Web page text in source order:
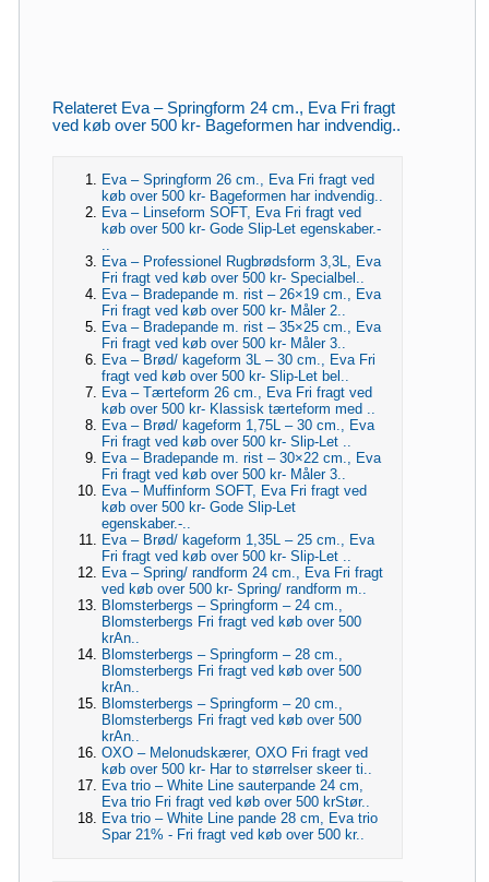
Relateret Eva – Springform 24 cm., Eva Fri fragt
ved køb over 500 kr- Bageformen har indvendig..
Eva – Springform 26 cm., Eva Fri fragt ved
køb over 500 kr- Bageformen har indvendig..
Eva – Linseform SOFT, Eva Fri fragt ved
køb over 500 kr- Gode Slip-Let egenskaber.-
..
Eva – Professionel Rugbrødsform 3,3L, Eva
Fri fragt ved køb over 500 kr- Specialbel..
Eva – Bradepande m. rist – 26×19 cm., Eva
Fri fragt ved køb over 500 kr- Måler 2..
Eva – Bradepande m. rist – 35×25 cm., Eva
Fri fragt ved køb over 500 kr- Måler 3..
Eva – Brød/ kageform 3L – 30 cm., Eva Fri
fragt ved køb over 500 kr- Slip-Let bel..
Eva – Tærteform 26 cm., Eva Fri fragt ved
køb over 500 kr- Klassisk tærteform med ..
Eva – Brød/ kageform 1,75L – 30 cm., Eva
Fri fragt ved køb over 500 kr- Slip-Let ..
Eva – Bradepande m. rist – 30×22 cm., Eva
Fri fragt ved køb over 500 kr- Måler 3..
Eva – Muffinform SOFT, Eva Fri fragt ved
køb over 500 kr- Gode Slip-Let
egenskaber.-..
Eva – Brød/ kageform 1,35L – 25 cm., Eva
Fri fragt ved køb over 500 kr- Slip-Let ..
Eva – Spring/ randform 24 cm., Eva Fri fragt
ved køb over 500 kr- Spring/ randform m..
Blomsterbergs – Springform – 24 cm.,
Blomsterbergs Fri fragt ved køb over 500
krAn..
Blomsterbergs – Springform – 28 cm.,
Blomsterbergs Fri fragt ved køb over 500
krAn..
Blomsterbergs – Springform – 20 cm.,
Blomsterbergs Fri fragt ved køb over 500
krAn..
OXO – Melonudskærer, OXO Fri fragt ved
køb over 500 kr- Har to størrelser skeer ti..
Eva trio – White Line sauterpande 24 cm,
Eva trio Fri fragt ved køb over 500 krStør..
Eva trio – White Line pande 28 cm, Eva trio
Spar 21% - Fri fragt ved køb over 500 kr..